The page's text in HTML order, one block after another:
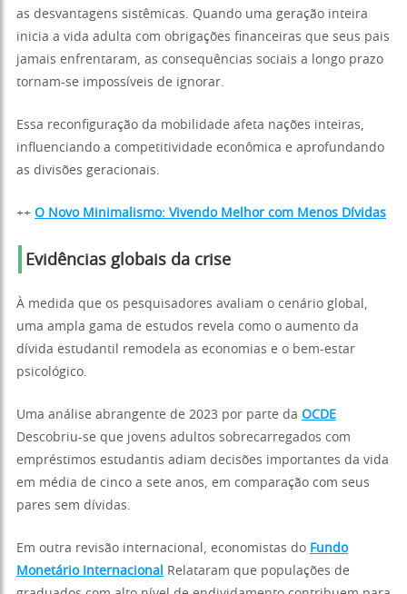
as desvantagens sistêmicas. Quando uma geração inteira
inicia a vida adulta com obrigações financeiras que seus pais
jamais enfrentaram, as consequências sociais a longo prazo
tornam-se impossíveis de ignorar.
Essa reconfiguração da mobilidade afeta nações inteiras,
influenciando a competitividade econômica e aprofundando
as divisões geracionais.
++ O Novo Minimalismo: Vivendo Melhor com Menos Dívidas
Evidências globais da crise
À medida que os pesquisadores avaliam o cenário global,
uma ampla gama de estudos revela como o aumento da
dívida estudantil remodela as economias e o bem-estar
psicológico.
Uma análise abrangente de 2023 por parte da OCDE
Descobriu-se que jovens adultos sobrecarregados com
empréstimos estudantis adiam decisões importantes da vida
em média de cinco a sete anos, em comparação com seus
pares sem dívidas.
Em outra revisão internacional, economistas do Fundo
Monetário Internacional
Relataram que populações de